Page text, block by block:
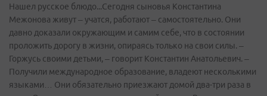
Нашел русское блюдо...Сегодня сыновья Константина
Межонова живут – учатся, работают – самостоятельно. Они
давно доказали окружающим и самим себе, что в состоянии
проложить дорогу в жизни, опираясь только на свои силы. –
Горжусь своими детьми, – говорит Константин Анатольевич. –
Получили международное образование, владеют несколькими
языками… Они обязательно приезжают домой два-три раза в